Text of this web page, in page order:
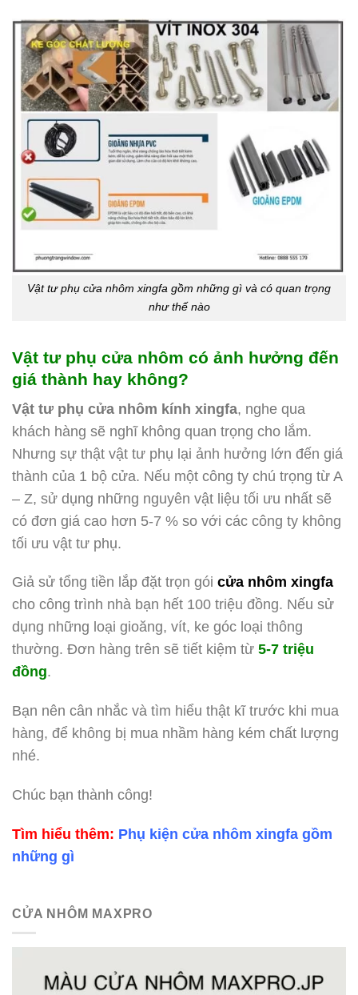
Vật tư phụ cửa nhôm xingfa gồm những gì và có quan trọng
như thế nào
Vật tư phụ cửa nhôm có ảnh hưởng đến
giá thành hay không?
Vật tư phụ cửa nhôm kính xingfa, nghe qua
khách hàng sẽ nghĩ không quan trọng cho lắm.
Nhưng sự thật vật tư phụ lại ảnh hưởng lớn đến giá
thành của 1 bộ cửa. Nếu một công ty chú trọng từ A
– Z, sử dụng những nguyên vật liệu tối ưu nhất sẽ
có đơn giá cao hơn 5-7 % so với các công ty không
tối ưu vật tư phụ.
Giả sử tổng tiền lắp đặt trọn gói cửa nhôm xingfa
cho công trình nhà bạn hết 100 triệu đồng. Nếu sử
dụng những loại gioăng, vít, ke góc loại thông
thường. Đơn hàng trên sẽ tiết kiệm từ 5-7 triệu
đồng.
Bạn nên cân nhắc và tìm hiểu thật kĩ trước khi mua
hàng, để không bị mua nhầm hàng kém chất lượng
nhé.
Chúc bạn thành công!
Tìm hiểu thêm: Phụ kiện cửa nhôm xingfa gồm
những gì
CỬA NHÔM MAXPRO